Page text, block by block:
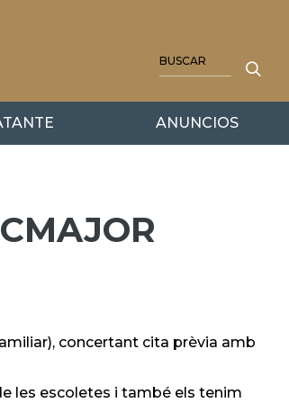
ANUNCIOS
concertant cita prèvia amb
les escoletes i també els tenim